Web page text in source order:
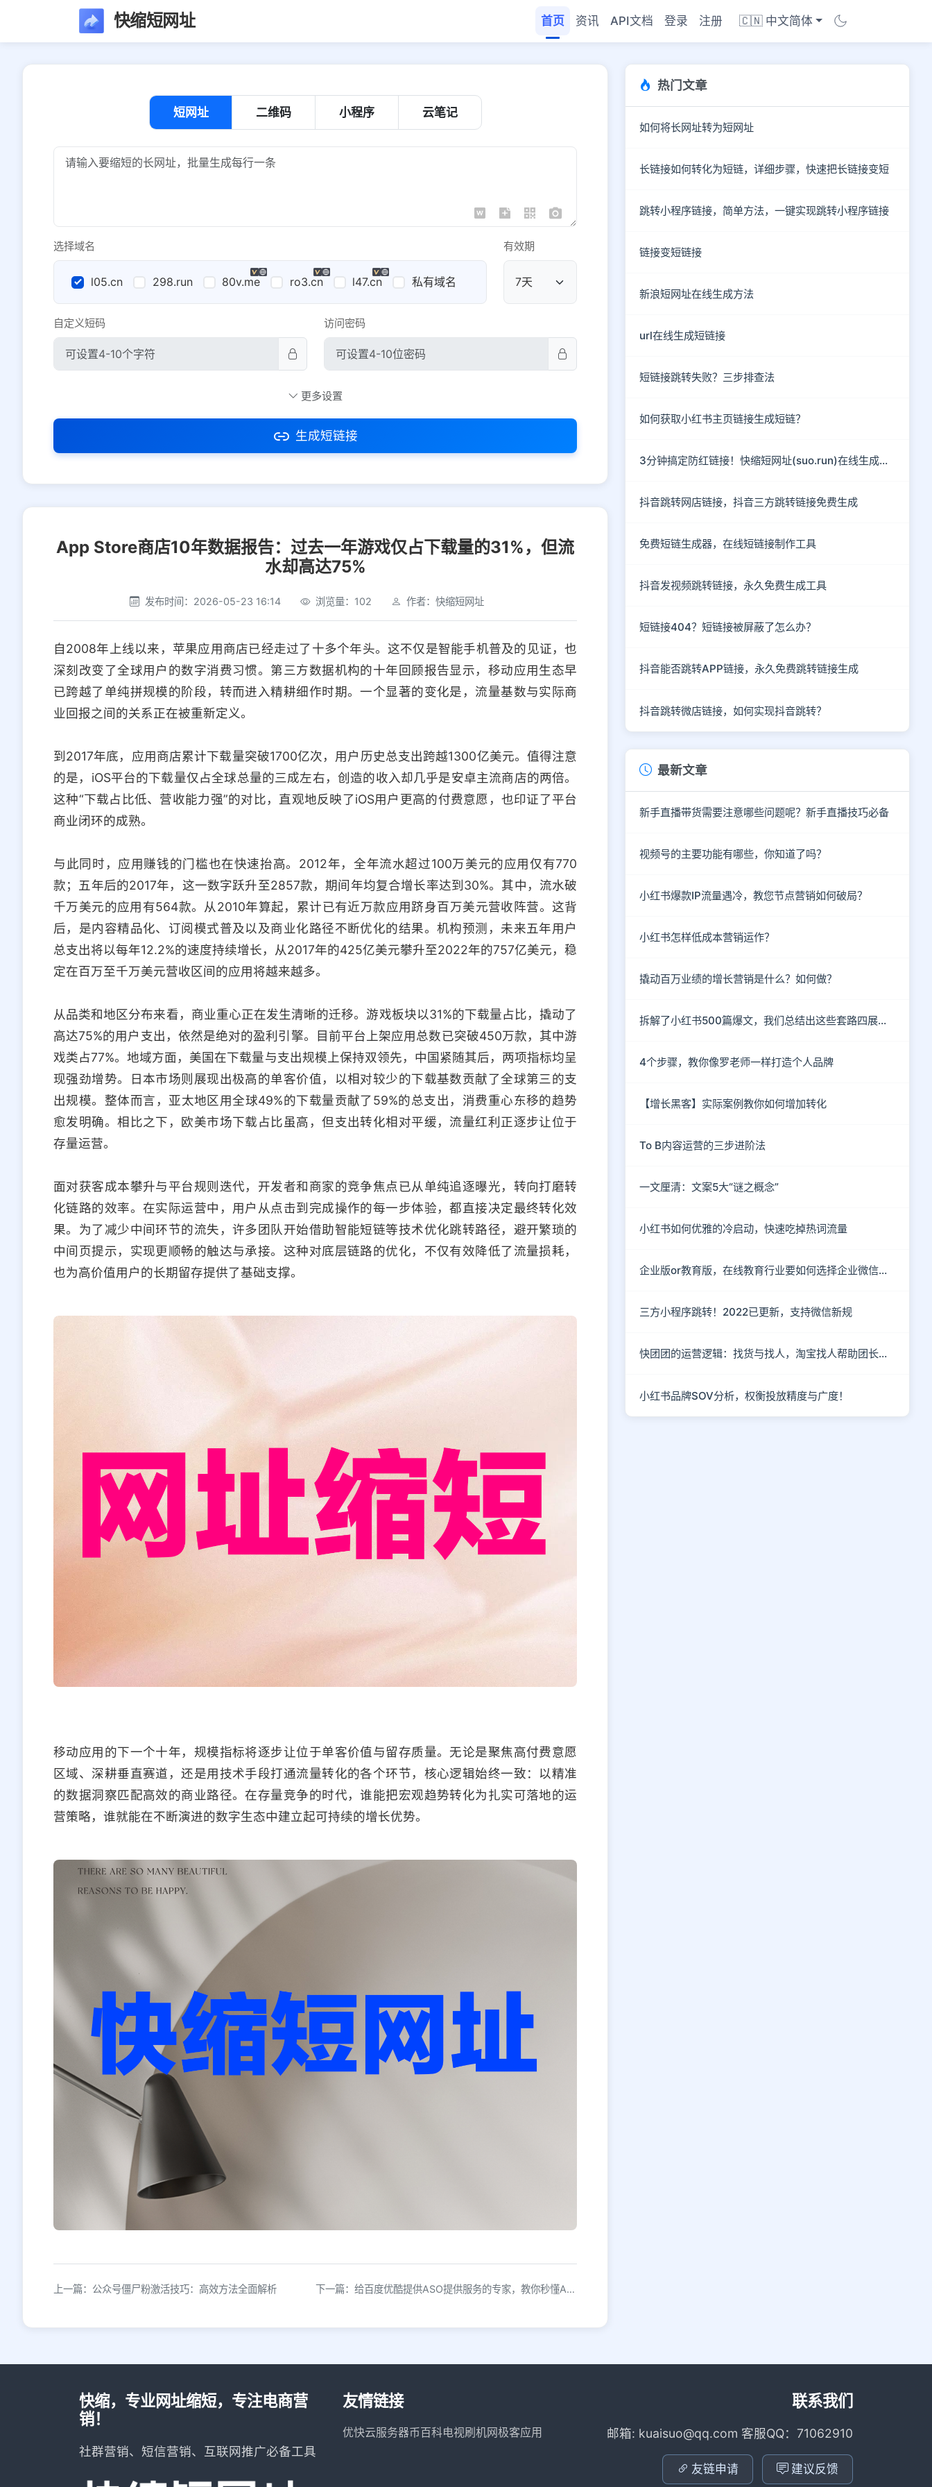
快缩短网址 首页 资讯 API文档 登录 注册 🇨🇳 中文简体
短网址 二维码 小程序 云笔记
选择域名
l05.cn 298.run 80v.me ro3.cn l47.cn 私有域名 公共域名
有效期
自定义短码 访问密码
社交平台 电商平台
选择防红平台类型，避免链接被拦截
平台设置
iOS Android PC 其他
更多设置
生成短链接
App Store商店10年数据报告：过去一年游戏仅占下载量的31%，但流
水却高达75%
发布时间：2026-05-23 16:14 浏览量：102 作者：快缩短网址
自2008年上线以来，苹果应用商店已经走过了十多个年头。这不仅是智能手机普及的见证，也
深刻改变了全球用户的数字消费习惯。第三方数据机构的十年回顾报告显示，移动应用生态早
已跨越了单纯拼规模的阶段，转而进入精耕细作时期。一个显著的变化是，流量基数与实际商
业回报之间的关系正在被重新定义。
到2017年底，应用商店累计下载量突破1700亿次，用户历史总支出跨越1300亿美元。值得注意
的是，iOS平台的下载量仅占全球总量的三成左右，创造的收入却几乎是安卓主流商店的两倍。
这种“下载占比低、营收能力强”的对比，直观地反映了iOS用户更高的付费意愿，也印证了平台
商业闭环的成熟。
与此同时，应用赚钱的门槛也在快速抬高。2012年，全年流水超过100万美元的应用仅有770
款；五年后的2017年，这一数字跃升至2857款，期间年均复合增长率达到30%。其中，流水破
千万美元的应用有564款。从2010年算起，累计已有近万款应用跻身百万美元营收阵营。这背
后，是内容精品化、订阅模式普及以及商业化路径不断优化的结果。机构预测，未来五年用户
总支出将以每年12.2%的速度持续增长，从2017年的425亿美元攀升至2022年的757亿美元，稳
定在百万至千万美元营收区间的应用将越来越多。
从品类和地区分布来看，商业重心正在发生清晰的迁移。游戏板块以31%的下载量占比，撬动了
高达75%的用户支出，依然是绝对的盈利引擎。目前平台上架应用总数已突破450万款，其中游
戏类占77%。地域方面，美国在下载量与支出规模上保持双领先，中国紧随其后，两项指标均呈
现强劲增势。日本市场则展现出极高的单客价值，以相对较少的下载基数贡献了全球第三的支
出规模。整体而言，亚太地区用全球49%的下载量贡献了59%的总支出，消费重心东移的趋势
愈发明确。相比之下，欧美市场下载占比虽高，但支出转化相对平缓，流量红利正逐步让位于
存量运营。
面对获客成本攀升与平台规则迭代，开发者和商家的竞争焦点已从单纯追逐曝光，转向打磨转
化链路的效率。在实际运营中，用户从点击到完成操作的每一步体验，都直接决定最终转化效
果。为了减少中间环节的流失，许多团队开始借助智能短链等技术优化跳转路径，避开繁琐的
中间页提示，实现更顺畅的触达与承接。这种对底层链路的优化，不仅有效降低了流量损耗，
也为高价值用户的长期留存提供了基础支撑。
移动应用的下一个十年，规模指标将逐步让位于单客价值与留存质量。无论是聚焦高付费意愿
区域、深耕垂直赛道，还是用技术手段打通流量转化的各个环节，核心逻辑始终一致：以精准
的数据洞察匹配高效的商业路径。在存量竞争的时代，谁能把宏观趋势转化为扎实可落地的运
营策略，谁就能在不断演进的数字生态中建立起可持续的增长优势。
上一篇：公众号僵尸粉激活技巧：高效方法全面解析 下一篇：给百度优酷提供ASO提供服务的专家，教你秒懂ASO行内标准
热门文章
如何将长网址转为短网址
长链接如何转化为短链，详细步骤，快速把长链接变短
跳转小程序链接，简单方法，一键实现跳转小程序链接
链接变短链接
新浪短网址在线生成方法
url在线生成短链接
短链接跳转失败？三步排查法
如何获取小红书主页链接生成短链？
3分钟搞定防红链接！快缩短网址(suo.run)在线生成指南
抖音跳转网店链接，抖音三方跳转链接免费生成
免费短链生成器，在线短链接制作工具
抖音发视频跳转链接，永久免费生成工具
短链接404？短链接被屏蔽了怎么办？
抖音能否跳转APP链接，永久免费跳转链接生成
抖音跳转微店链接，如何实现抖音跳转？
最新文章
新手直播带货需要注意哪些问题呢？新手直播技巧必备
视频号的主要功能有哪些，你知道了吗？
小红书爆款IP流量遇冷，教您节点营销如何破局？
小红书怎样低成本营销运作？
撬动百万业绩的增长营销是什么？如何做？
拆解了小红书500篇爆文，我们总结出这些套路四展场景
4个步骤，教你像罗老师一样打造个人品牌
【增长黑客】实际案例教你如何增加转化
To B内容运营的三步进阶法
一文厘清：文案5大“谜之概念”
小红书如何优雅的冷启动，快速吃掉热词流量
企业版or教育版，在线教育行业要如何选择企业微信运营私域流量？
三方小程序跳转！2022已更新，支持微信新规
快团团的运营逻辑：找货与找人，淘宝找人帮助团长解决货源
小红书品牌SOV分析，权衡投放精度与广度！
快缩，专业网址缩短，专注电商营
销！
社群营销、短信营销、互联网推广必备工具
友情链接
优快云服务器币百科电视刷机网极客应用
联系我们
邮箱: kuaisuo@qq.com 客服QQ：71062910
友链申请 建议反馈